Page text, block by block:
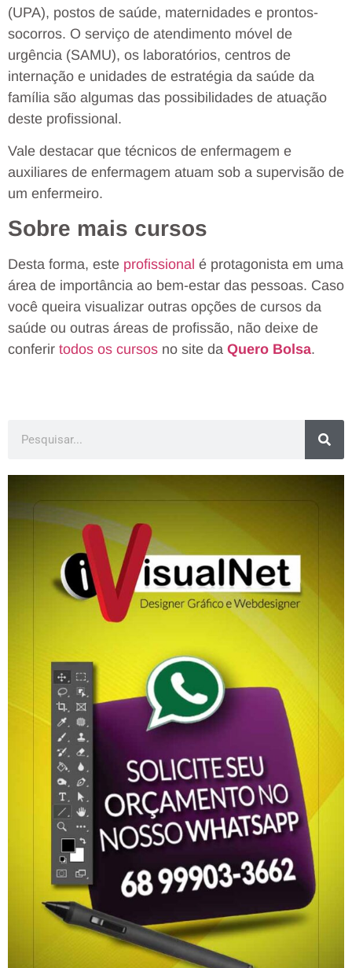
(UPA), postos de saúde, maternidades e prontos-
socorros. O serviço de atendimento móvel de
urgência (SAMU), os laboratórios, centros de
internação e unidades de estratégia da saúde da
família são algumas das possibilidades de atuação
deste profissional.
Vale destacar que técnicos de enfermagem e
auxiliares de enfermagem atuam sob a supervisão de
um enfermeiro.
Sobre mais cursos
Desta forma, este profissional é protagonista em uma
área de importância ao bem-estar das pessoas. Caso
você queira visualizar outras opções de cursos da
saúde ou outras áreas de profissão, não deixe de
conferir todos os cursos no site da Quero Bolsa.